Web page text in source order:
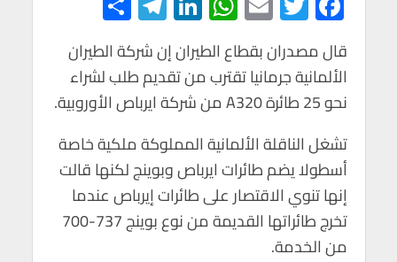
ac
e
b
o
o
k
wi
tt
er
m
ail
h
at
s
A
p
p
n
ke
dI
n
le
gr
a
m
h
ar
e
قال مصدران بقطاع الطيران إن شركة الطيران
الألمانية جرمانيا تقترب من تقديم طلب لشراء
نحو 25 طائرة ‭‭A320‬‬ من شركة ايرباص الأوروبية.
تشغل الناقلة الألمانية المملوكة ملكية خاصة
أسطولا يضم طائرات ايرباص وبوينج لكنها قالت
إنها تنوي الاقتصار على طائرات إيرباص عندما
تخرج طائراتها القديمة من نوع بوينج 737-700
من الخدمة.